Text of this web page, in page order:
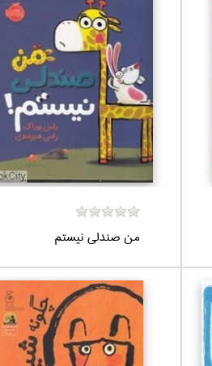
من صندلي نيستم